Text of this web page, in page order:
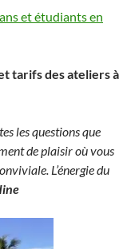
et étudiants en
tarifs des ateliers à
les questions que
de plaisir où vous
L’énergie du